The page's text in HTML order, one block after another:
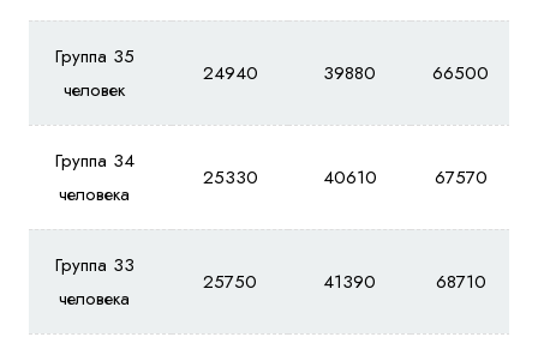
Группа 35
человек
24940 39880 66500
Группа 34
человека
25330 40610 67570
Группа 33
человека
25750 41390 68710